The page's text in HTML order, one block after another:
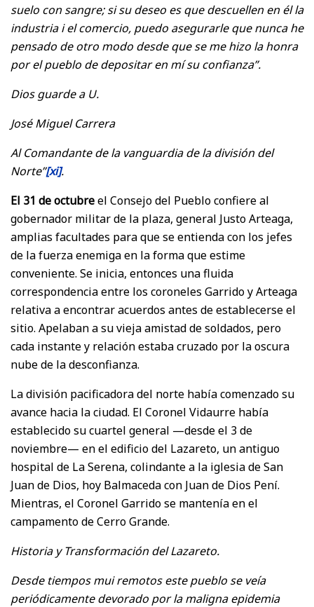
suelo con sangre; si su deseo es que descuellen en él la
industria i el comercio, puedo asegurarle que nunca he
pensado de otro modo desde que se me hizo la honra
por el pueblo de depositar en mí su confianza”.
Dios guarde a U.
José Miguel Carrera
Al Comandante de la vanguardia de la división del
Norte”[xi].
El 31 de octubreel Consejo del Pueblo confiere al
gobernador militar de la plaza, general Justo Arteaga,
amplias facultades para que se entienda con los jefes
de la fuerza enemiga en la forma que estime
conveniente. Se inicia, entonces una fluida
correspondencia entre los coroneles Garrido y Arteaga
relativa a encontrar acuerdos antes de establecerse el
sitio. Apelaban a su vieja amistad de soldados, pero
cada instante y relación estaba cruzado por la oscura
nube de la desconfianza.
La división pacificadora del norte había comenzado su
avance hacia la ciudad. El Coronel Vidaurre había
establecido su cuartel general —desde el 3 de
noviembre— en el edificio del Lazareto, un antiguo
hospital de La Serena, colindante a la iglesia de San
Juan de Dios, hoy Balmaceda con Juan de Dios Pení.
Mientras, el Coronel Garrido se mantenía en el
campamento de Cerro Grande.
Historia y Transformación del Lazareto.
Desde tiempos mui remotos este pueblo se veía
periódicamente devorado por la maligna epidemia